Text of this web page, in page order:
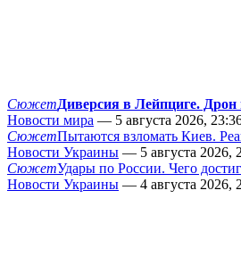
СюжетДиверсия в Лейпциге. Дрон
Новости мира — 5 августа 2026,
СюжетПытаются взломать Киев.
Новости Украины — 5 августа 2026,
СюжетУдары по России. Чего
Новости Украины — 4 августа 2026,